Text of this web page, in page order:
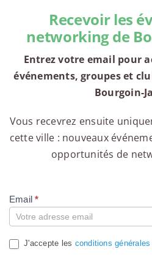
Recevoir les
networking de
Entrez votre email pour
événements, groupes et
Bourgoin-
Vous recevrez ensuite
cette ville : nouveaux
opportunités de
Compte
Email*
J'accepte les conditions générales